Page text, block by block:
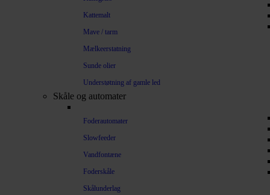
Kattemalt
Mave / tarm
Mælkeerstatning
Sunde olier
Understøtning af gamle led
Skåle og automater
Foderautomater
Slowfeeder
Vandfontæne
Foderskåle
Skålunderlag